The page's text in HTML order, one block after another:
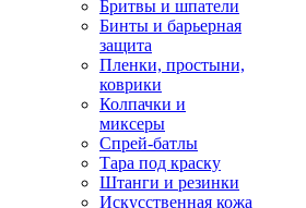
Бритвы и шпатели
Бинты и барьерная
защита
Пленки, простыни,
коврики
Колпачки и
миксеры
Спрей-батлы
Тара под краску
Штанги и резинки
Искусственная кожа